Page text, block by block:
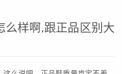
么样啊,跟正品区别大